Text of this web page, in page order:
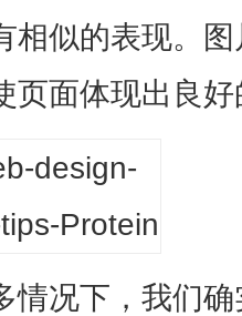
相似的表现。
页面体现出良
情况下，我们